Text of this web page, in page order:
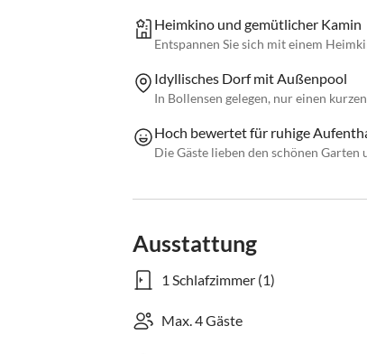
Heimkino und gemütlicher Kamin
Entspannen Sie sich mit einem
Idyllisches Dorf mit Außenpool
In Bollensen gelegen, nur einen
Hoch bewertet für ruhige
Die Gäste lieben den schönen
Ausstattung
1 Schlafzimmer (1)
Max. 4 Gäste